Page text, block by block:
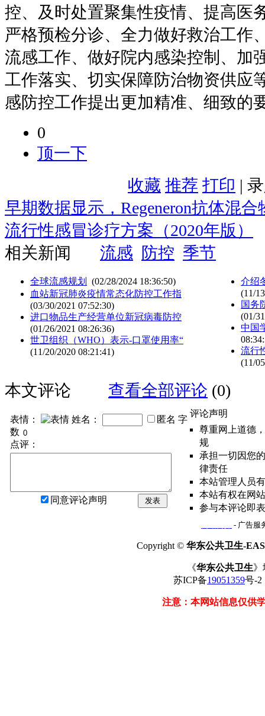
控、及时处置聚集性疫情、提高医
严格预检分诊、全力做好救治工作
流感工作、做好院内感染控制、加
工作落实、切实保障防治物资供应
感防控工作提出更加精准、细致的
0
顶一下
收藏 推荐 打印 |
早期数据显示，Regeneron抗体混
流行性感冒诊疗方案（2020年版）
相关新闻
流感 防控 季节
全球流感规划
(02/28/2024 18:36:50)
血站新冠肺炎疫情常态化防控工作指
(03/30/2021 07:52:30)
进口物品生产经营单位新冠病毒防控
(01/26/2021 08:26:36)
世卫组织（WHO）表示-口罩使用率“
(11/20/2020 08:21:41)
介绍
(11/
国务
(01/
中国
流行
(11/
本文评论 查看全部评论 (0)
表情： 姓名： 匿名 字
数
点评：
同意评论声明 发表
评论声明
尊重网上道德
规
承担一切因您
律责任
本站管理人员
本站有权在网
参与本评论即
- 广告服
Copyright © 华东公共卫生-
《华东公共卫生》
苏ICP备19051359号-
注意：本网站信息仅供